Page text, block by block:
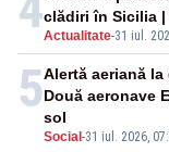
Actualitate-31 iul.
clădiri în Sicilia |
5
Social -31 iul. 2026,
Alertă aeriană
Două aeronave
sol